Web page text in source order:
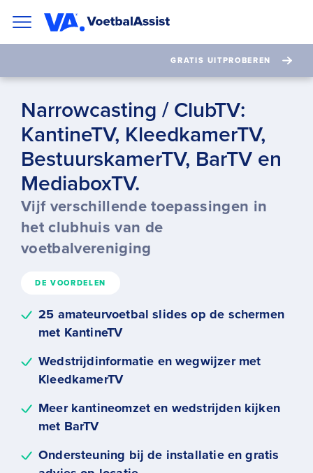
GRATIS UITPROBEREN
Narrowcasting / ClubTV:
KantineTV, KleedkamerTV,
BestuurskamerTV, BarTV en
MediaboxTV.
Vijf verschillende toepassingen in
het clubhuis van de
voetbalvereniging
DE VOORDELEN
25 amateurvoetbal slides op de schermen
met KantineTV
Wedstrijdinformatie en wegwijzer met
KleedkamerTV
Meer kantineomzet en wedstrijden kijken
met BarTV
Ondersteuning bij de installatie en gratis